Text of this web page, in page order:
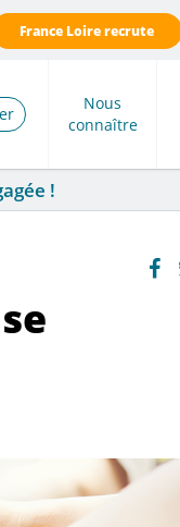
France Loire recrute
Nous
connaître
!